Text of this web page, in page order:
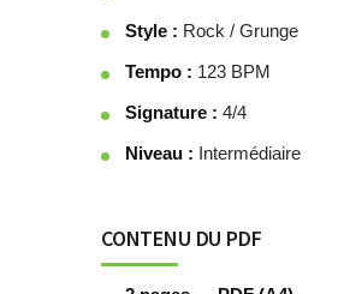
Style : Rock / Grunge
Tempo : 123 BPM
Signature : 4/4
Niveau : Intermédiaire
CONTENU DU PDF